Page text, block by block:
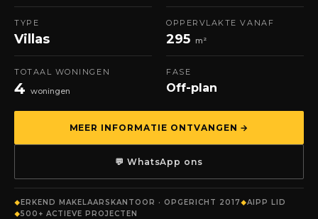
TYPE
Villas
OPPERVLAKTE VANAF
295 m²
TOTAAL WONINGEN
4 woningen
FASE
Off-plan
MEER INFORMATIE ONTVANGEN →
💬 WhatsApp ons
ERKEND MAKELAARSKANTOOR · OPGERICHT 2017
AIPP LID
500+ ACTIEVE PROJECTEN